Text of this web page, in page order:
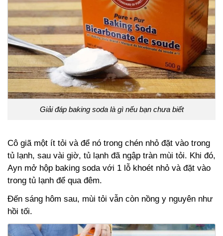
Giải đáp baking soda là gì nếu bạn chưa biết
Cô giã một ít tỏi và để nó trong chén nhỏ đặt vào trong
tủ lạnh, sau vài giờ, tủ lạnh đã ngập tràn mùi tỏi. Khi đó,
Ayn mở hộp baking soda với 1 lỗ khoét nhỏ và đặt vào
trong tủ lạnh để qua đêm.
Đến sáng hôm sau, mùi tỏi vẫn còn nồng y nguyên như
hồi tối.